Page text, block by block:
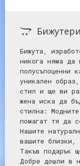
Бижута,
никога няма да
полусъпоценни
уникален
стил и ще ви
жена иска да
стилна:
помагат тя да
Нашите
вашите близки,
Такъв подарък
Добре дошли в